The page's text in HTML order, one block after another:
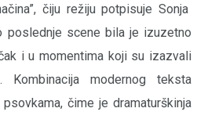
čiju režiju potpisuje Sonja
poslednje scene bila je izuzetno
i u momentima koji su izazvali
Kombinacija modernog teksta
čime je dramaturškinja